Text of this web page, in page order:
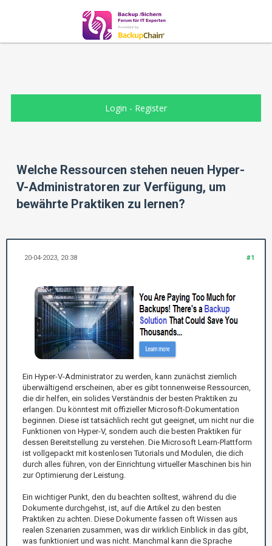
Login - Register
Welche Ressourcen stehen neuen Hyper-
V-Administratoren zur Verfügung, um
bewährte Praktiken zu lernen?
#1
20-04-2023, 20:38
Ein Hyper-V-Administrator zu werden, kann zunächst ziemlich
überwältigend erscheinen, aber es gibt tonnenweise Ressourcen,
die dir helfen, ein solides Verständnis der besten Praktiken zu
erlangen. Du könntest mit offizieller Microsoft-Dokumentation
beginnen. Diese ist tatsächlich recht gut geeignet, um nicht nur die
Funktionen von Hyper-V, sondern auch die besten Praktiken für
dessen Bereitstellung zu verstehen. Die Microsoft Learn-Plattform
ist vollgepackt mit kostenlosen Tutorials und Modulen, die dich
durch alles führen, von der Einrichtung virtueller Maschinen bis hin
zur Optimierung der Leistung.
Ein wichtiger Punkt, den du beachten solltest, während du die
Dokumente durchgehst, ist, auf die Artikel zu den besten
Praktiken zu achten. Diese Dokumente fassen oft Wissen aus
realen Szenarien zusammen, was dir wirklich Einblick in das gibt,
was funktioniert und was nicht. Manchmal kann die Sprache